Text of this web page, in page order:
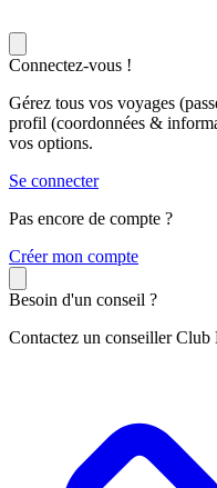
Connectez-vous !
Gérez tous vos voyages
profil (coordonnées &
vos options.
Se connecter
Pas encore de compte ?
Créer mon compte
Besoin d'un conseil ?
Contactez un conseiller Club